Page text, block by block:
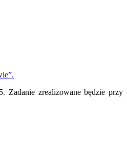
Zadanie zrealizowane będzie przy